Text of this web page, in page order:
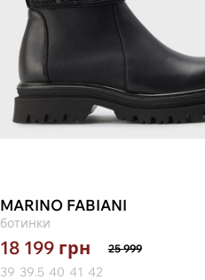
MARINO FABIANI
ботинки
18 199 грн 25 999
39 39.5 40 41 42